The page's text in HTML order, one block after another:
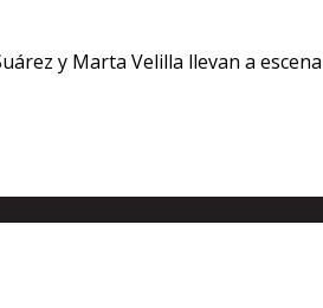
y Marta Velilla llevan a